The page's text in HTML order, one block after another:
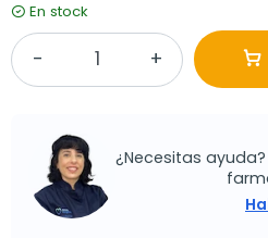
En stock
¿Necesitas